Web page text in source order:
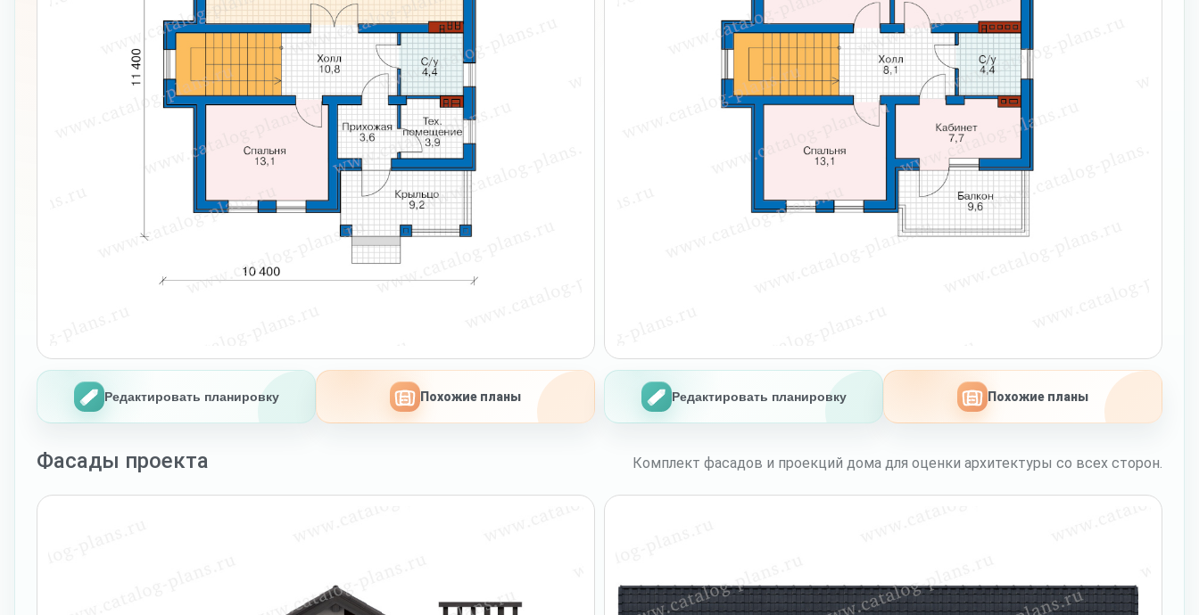
Редактировать планировку Похожие планы Редактировать планировку Похожие планы
Фасады проекта Комплект фасадов и проекций дома для оценки архитектуры со всех сторон.